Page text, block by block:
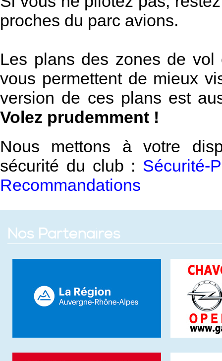
proches du parc avions.
Les plans des zones de
vous permettent de mieux
version de ces plans est
Volez prudemment !
Nous mettons à votre
sécurité du club : Sécurité-
Recommandations
Nos Partenaires